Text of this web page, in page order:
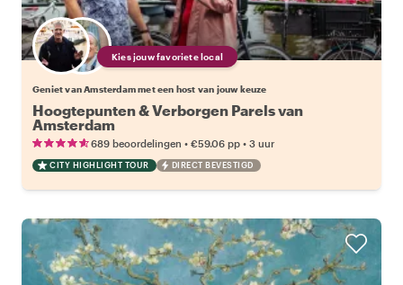
Kies jouw favoriete local
Geniet van Amsterdam met een host van jouw keuze
Hoogtepunten & Verborgen Parels van
Amsterdam
689 beoordelingen • €59.06 pp • 3 uur
CITY HIGHLIGHT TOUR DIRECT BEVESTIGD